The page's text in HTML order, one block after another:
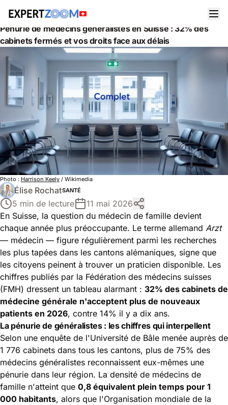
Actualités
Santé
Pénurie de médecins généralistes en Suisse : 32% des
cabinets fermés et vos droits face aux délais
Photo : Harrison Keely / Wikimedia
Élise RochatSANTÉ
5 min de lecture
11 mai 2026
En Suisse, la question du médecin de famille devient
chaque année plus préoccupante. Le terme allemand Arzt
— médecin — figure régulièrement parmi les recherches
les plus tapées dans les cantons alémaniques, signe que
les citoyens peinent à trouver un praticien disponible. Les
chiffres publiés par la Fédération des médecins suisses
(FMH) dressent un tableau alarmant : 32% des cabinets de
médecine générale n'acceptent plus de nouveaux
patients en 2026, contre 14% il y a dix ans.
La pénurie de généralistes : les chiffres qui interpellent
Selon une enquête de l'Université de Bâle menée auprès de
1 776 cabinets dans tous les cantons, plus de 75% des
médecins généralistes reconnaissent eux-mêmes une
pénurie dans leur région. La densité de médecins de
famille n'atteint que 0,8 équivalent plein temps pour 1
000 habitants, alors que l'Organisation mondiale de la